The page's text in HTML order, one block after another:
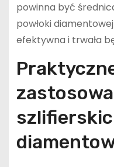
powinna być
powłoki
efektywna i trwała